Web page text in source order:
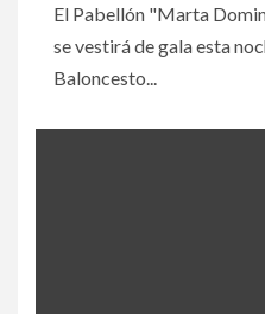
El Pabellón "Marta
se vestirá de gala esta
Baloncesto...